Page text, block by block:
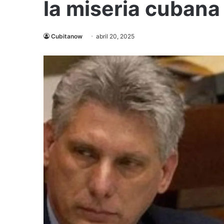
la miseria cubana
Cubitanow abril 20, 2025